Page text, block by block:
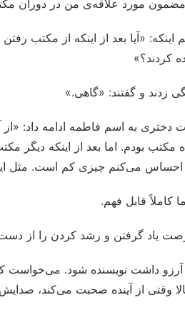
مضمون مورد علاقه‌ی من در دوران
«آیا بعد از اینکه از مکتب
کردند؟»
زدند و گفتند: «گاهی.»
دختری به اسم فاطمه ادامه داد:
مکتب بودم. اما بعد از اینکه دیگر
می‌کنم چیزی کم است. مثل
کاملاً قابل فهم.
یاد گرفتن و رشد کردن را از
داشت نویسنده شود. می‌خواست
حالا وقتی از آینده صحبت می‌کند،